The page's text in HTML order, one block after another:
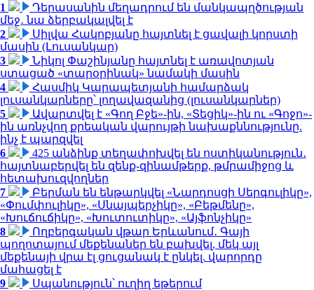
1
Դերասանին մեղադրում են մանկապղծության
մեջ․ նա ձերբակալվել է
2
Սիլվա Հակոբյանը հայտնել է ցավալի կորստի
մասին (Լուսանկար)
3
Նիկոլ Փաշինյանը հայտնել է առավոտյան
ստացած «տարօրինակ» նամակի մասին
4
Հասմիկ Կարապետյանի համարձակ
լուսանկարները՝ լողավազանից (լուսանկարներ)
5
Ավարտվել է «Գող Բջե»-ին, «Տեցիկ»-ին ու «Գոջո»-
ին առնչվող քրեական վարույթի նախաքննությունը.
ինչ է պարզվել
6
425 անձինք տեղափոխվել են ոստիկանություն․
հայտնաբերվել են զենք-զինամթերք, թմրամիջոց և
հետախուզվողներ
7
Բերման են ենթարկվել «Նարդոսցի Սերգուլիկը»,
«Փումփուլիկը», «Սնայպերչիկը», «Բեթմենը»,
«Խուճուճիկը», «Խուտուտիկը», «Այֆոնչիկը»
8
Ողբերգական վթար Երևանում․ Գայի
պողոտայում մեքենաներ են բախվել, մեկ այլ
մեքենայի վրա էլ ցուցանակ է ընկել. վարորդը
մահացել է
9
Սպանություն՝ ուղիղ եթերում